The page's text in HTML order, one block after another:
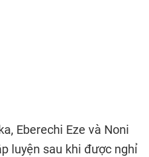
Eberechi Eze và Noni
luyện sau khi được nghỉ